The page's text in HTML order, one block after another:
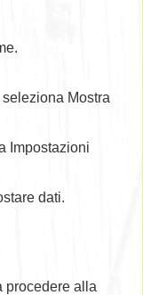
Mostra
Impostazioni
dati.
procedere alla